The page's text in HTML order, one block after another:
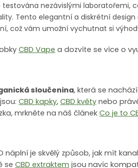
testována nezávislými
Tento elegantní a diskrétní
což vám umožní vychutnat si
CBD Vape a dozvíte se více o
sloučenina, která se
CBD kapky, CBD květy nebo
mrkněte na náš článek Co je to
náplní je skvělý způsob, jak mít
se CBD extraktem jsou navíc